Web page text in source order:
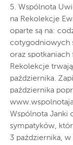
5. Wspólnota
na Rekolekcje
oparte są na:
cotygodniowych
oraz
Rekolekcje
października.
października
Wspólnota Janki
sympatyków,
3 października,